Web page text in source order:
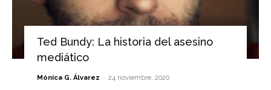
Ted Bundy: La historia del asesino
mediático
Mónica G. Álvarez - 24 noviembre, 2020